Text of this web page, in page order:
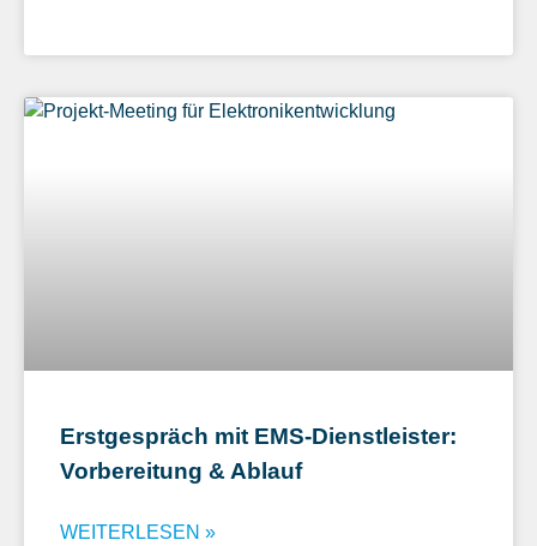
Erstgespräch mit EMS-Dienstleister:
Vorbereitung & Ablauf
WEITERLESEN »